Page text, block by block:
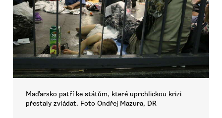
Maďarsko patří ke státům, které uprchlickou krizi
přestaly zvládat. Foto Ondřej Mazura, DR